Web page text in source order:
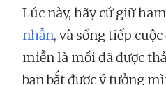
Lúc này, hãy cứ giữ
nhẫn, và sống tiếp
miễn là mồi đã được
bạn bắt được ý tưởng